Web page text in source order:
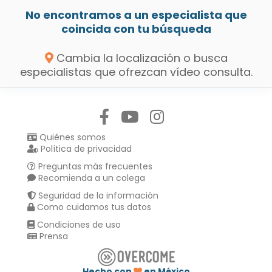
No encontramos a un especialista que
coincida con tu búsqueda
Cambia la localización o busca
especialistas que ofrezcan vídeo consulta.
Quiénes somos
Política de privacidad
Preguntas más frecuentes
Recomienda a un colega
Seguridad de la información
Como cuidamos tus datos
Condiciones de uso
Prensa